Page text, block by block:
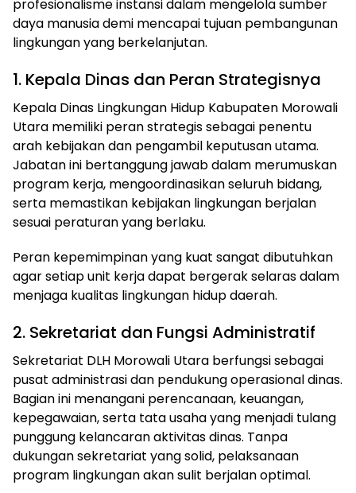
profesionalisme instansi dalam mengelola sumber
daya manusia demi mencapai tujuan pembangunan
lingkungan yang berkelanjutan.
1. Kepala Dinas dan Peran Strategisnya
Kepala Dinas Lingkungan Hidup Kabupaten Morowali
Utara memiliki peran strategis sebagai penentu
arah kebijakan dan pengambil keputusan utama.
Jabatan ini bertanggung jawab dalam merumuskan
program kerja, mengoordinasikan seluruh bidang,
serta memastikan kebijakan lingkungan berjalan
sesuai peraturan yang berlaku.
Peran kepemimpinan yang kuat sangat dibutuhkan
agar setiap unit kerja dapat bergerak selaras dalam
menjaga kualitas lingkungan hidup daerah.
2. Sekretariat dan Fungsi Administratif
Sekretariat DLH Morowali Utara berfungsi sebagai
pusat administrasi dan pendukung operasional dinas.
Bagian ini menangani perencanaan, keuangan,
kepegawaian, serta tata usaha yang menjadi tulang
punggung kelancaran aktivitas dinas. Tanpa
dukungan sekretariat yang solid, pelaksanaan
program lingkungan akan sulit berjalan optimal.